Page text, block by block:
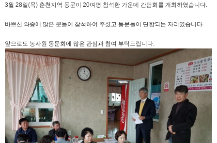
3월 28일(목) 춘천지역 동문이 20여명 참석한 가운데 간담회를 개최하였습니다.
바쁘신 와중에 많은 분들이 참석하여 주셨고 동문들이 단합되는 자리였습니다.
앞으로도 농사원 동문회에 많은 관심과 참여 부탁드립니다.